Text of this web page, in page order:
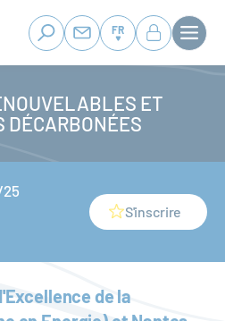
FR
ET
DÉCARBONÉES
S'inscrire
de la